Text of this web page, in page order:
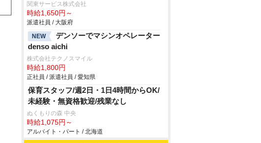
関東サービス株式会社
時給1,650円～
派遣社員 / 大阪府
NEW
デンソーでマシンオペレーター
denso aichi
株式会社テクノスマイル
時給1,800円
正社員 / 派遣社員 / 愛知県
保育スタッフ/週2日・1日4時間からOK/
未経験・無資格歓迎/残業なし
ぬくもりの森 中央
時給1,075円～
アルバイト・パート / 北海道